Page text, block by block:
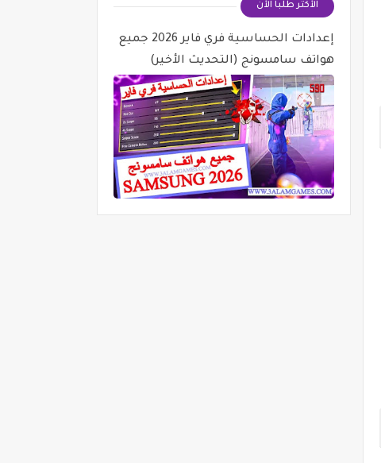
الأكثر طلبا الأن
إعدادات الحساسية فري فاير 2026 جميع
هواتف سامسونج (التحديث الأخير)